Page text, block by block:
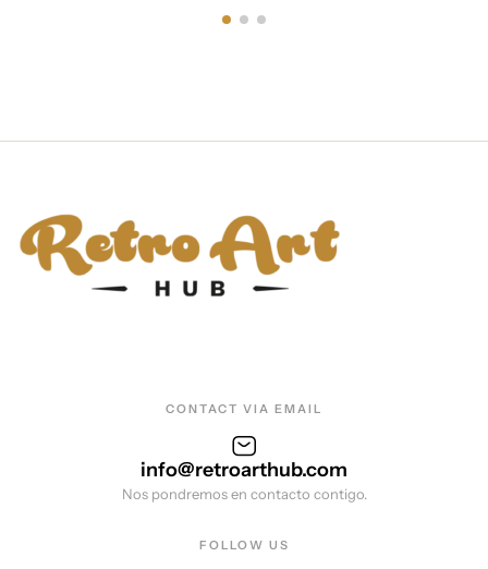
CONTACT VIA EMAIL
info@retroarthub.com
Nos pondremos en contacto contigo.
FOLLOW US